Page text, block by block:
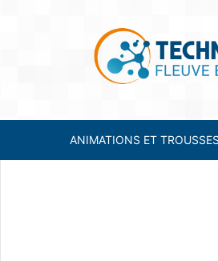
ANIMATIONS ET TROUSSES